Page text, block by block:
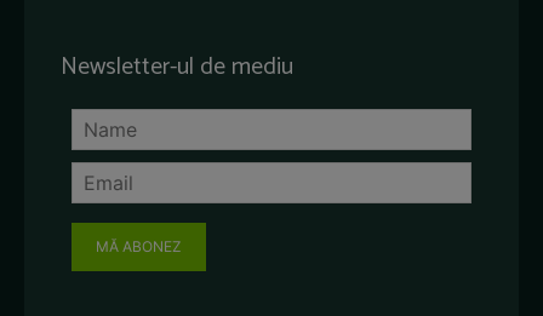
Newsletter-ul de mediu
MĂ ABONEZ